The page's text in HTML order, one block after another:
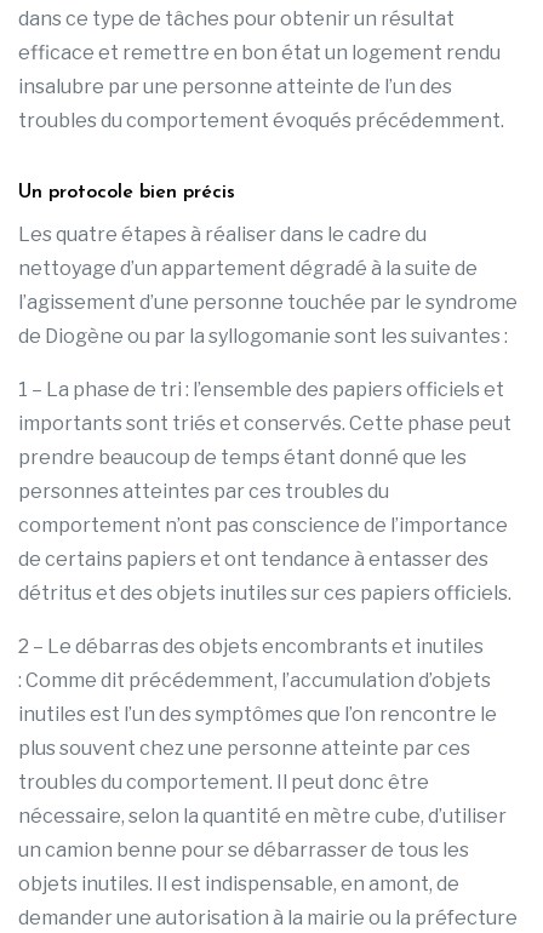
dans ce type de tâches pour obtenir un résultat
efficace et remettre en bon état un logement rendu
insalubre par une personne atteinte de l’un des
troubles du comportement évoqués précédemment.
Un protocole bien précis
Les quatre étapes à réaliser dans le cadre du
nettoyage d’un appartement dégradé à la suite de
l’agissement d’une personne touchée par le syndrome
de Diogène ou par la syllogomanie sont les suivantes :
1 – La phase de tri : l’ensemble des papiers officiels et
importants sont triés et conservés. Cette phase peut
prendre beaucoup de temps étant donné que les
personnes atteintes par ces troubles du
comportement n’ont pas conscience de l’importance
de certains papiers et ont tendance à entasser des
détritus et des objets inutiles sur ces papiers officiels.
2 – Le débarras des objets encombrants et inutiles
: Comme dit précédemment, l’accumulation d’objets
inutiles est l’un des symptômes que l’on rencontre le
plus souvent chez une personne atteinte par ces
troubles du comportement. Il peut donc être
nécessaire, selon la quantité en mètre cube, d’utiliser
un camion benne pour se débarrasser de tous les
objets inutiles. Il est indispensable, en amont, de
demander une autorisation à la mairie ou la préfecture